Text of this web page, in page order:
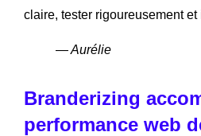
claire, tester rigoureusement et
— Aurélie
Branderizing
performance web